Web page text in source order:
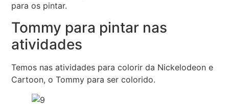
para os pintar.
Tommy para pintar nas
atividades
Temos nas atividades para colorir da Nickelodeon e
Cartoon, o Tommy para ser colorido.